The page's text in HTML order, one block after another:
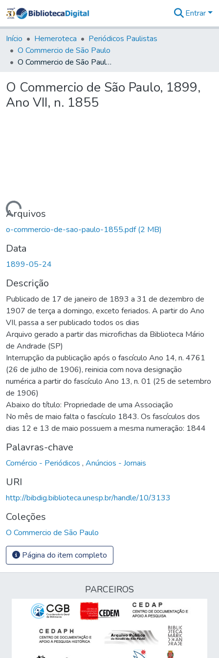
&
Coleções
Tudo na
Biblioteca
Estatísticas
Entrar
Início Hemeroteca
Periódicos Paulistas
O Commercio de São Paulo
O Commercio de São Paulo, 1899, Ano VII, n. 1855
O Commercio de São Paulo, 1899,
Ano VII, n. 1855
Carregando...
Arquivos
o-commercio-de-sao-paulo-1855.pdf(2 MB)
Data
1899-05-24
Descrição
Publicado de 17 de janeiro de 1893 a 31 de dezembro de
1907 de terça a domingo, exceto feriados. A partir do Ano
VII, passa a ser publicado todos os dias
Arquivo gerado a partir das microfichas da Biblioteca Mário
de Andrade (SP)
Interrupção da publicação após o fascículo Ano 14, n. 4761
(26 de julho de 1906), reinicia com nova designação
numérica a partir do fascículo Ano 13, n. 01 (25 de setembro
de 1906)
Abaixo do título: Propriedade de uma Associação
No mês de maio falta o fascículo 1843. Os fascículos dos
dias 12 e 13 de maio possuem a mesma numeração: 1844
Palavras-chave
Comércio - Periódicos , Anúncios - Jornais
URI
http://bibdig.biblioteca.unesp.br/handle/10/3133
Coleções
O Commercio de São Paulo
Página do item completo
PARCEIROS